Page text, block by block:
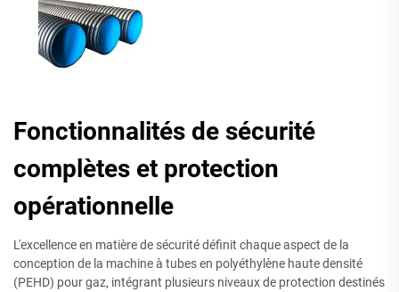
Fonctionnalités de sécurité
complètes et protection
opérationnelle
L'excellence en matière de sécurité définit chaque aspect de la
conception de la machine à tubes en polyéthylène haute densité
(PEHD) pour gaz, intégrant plusieurs niveaux de protection destinés